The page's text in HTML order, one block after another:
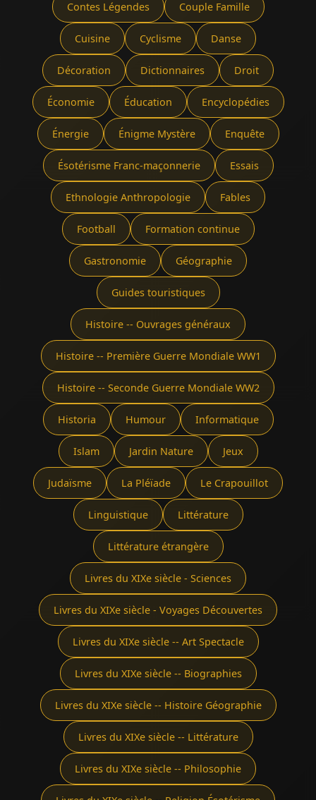
Contes Légendes Couple Famille
Cuisine Cyclisme Danse
Décoration Dictionnaires Droit
Économie Éducation Encyclopédies
Énergie Énigme Mystère Enquête
Ésotérisme Franc-maçonnerie Essais
Ethnologie Anthropologie Fables
Football Formation continue
Gastronomie Géographie
Guides touristiques
Histoire -- Ouvrages généraux
Histoire -- Première Guerre Mondiale WW1
Histoire -- Seconde Guerre Mondiale WW2
Historia Humour Informatique
Islam Jardin Nature Jeux
Judaïsme La Pléïade Le Crapouillot
Linguistique Littérature
Littérature étrangère
Livres du XIXe siècle - Sciences
Livres du XIXe siècle - Voyages Découvertes
Livres du XIXe siècle -- Art Spectacle
Livres du XIXe siècle -- Biographies
Livres du XIXe siècle -- Histoire Géographie
Livres du XIXe siècle -- Littérature
Livres du XIXe siècle -- Philosophie